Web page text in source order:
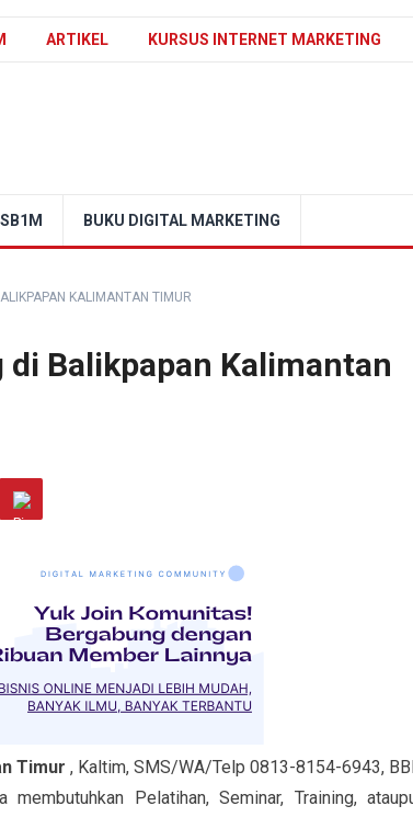
ARTIKEL KURSUS INTERNET MARKETING
BUKU DIGITAL MARKETING
KALIMANTAN TIMUR
Balikpapan Kalimantan
Timur , Kaltim, SMS/WA/Telp 0813-8154-6943,
Pelatihan, Seminar, Training,